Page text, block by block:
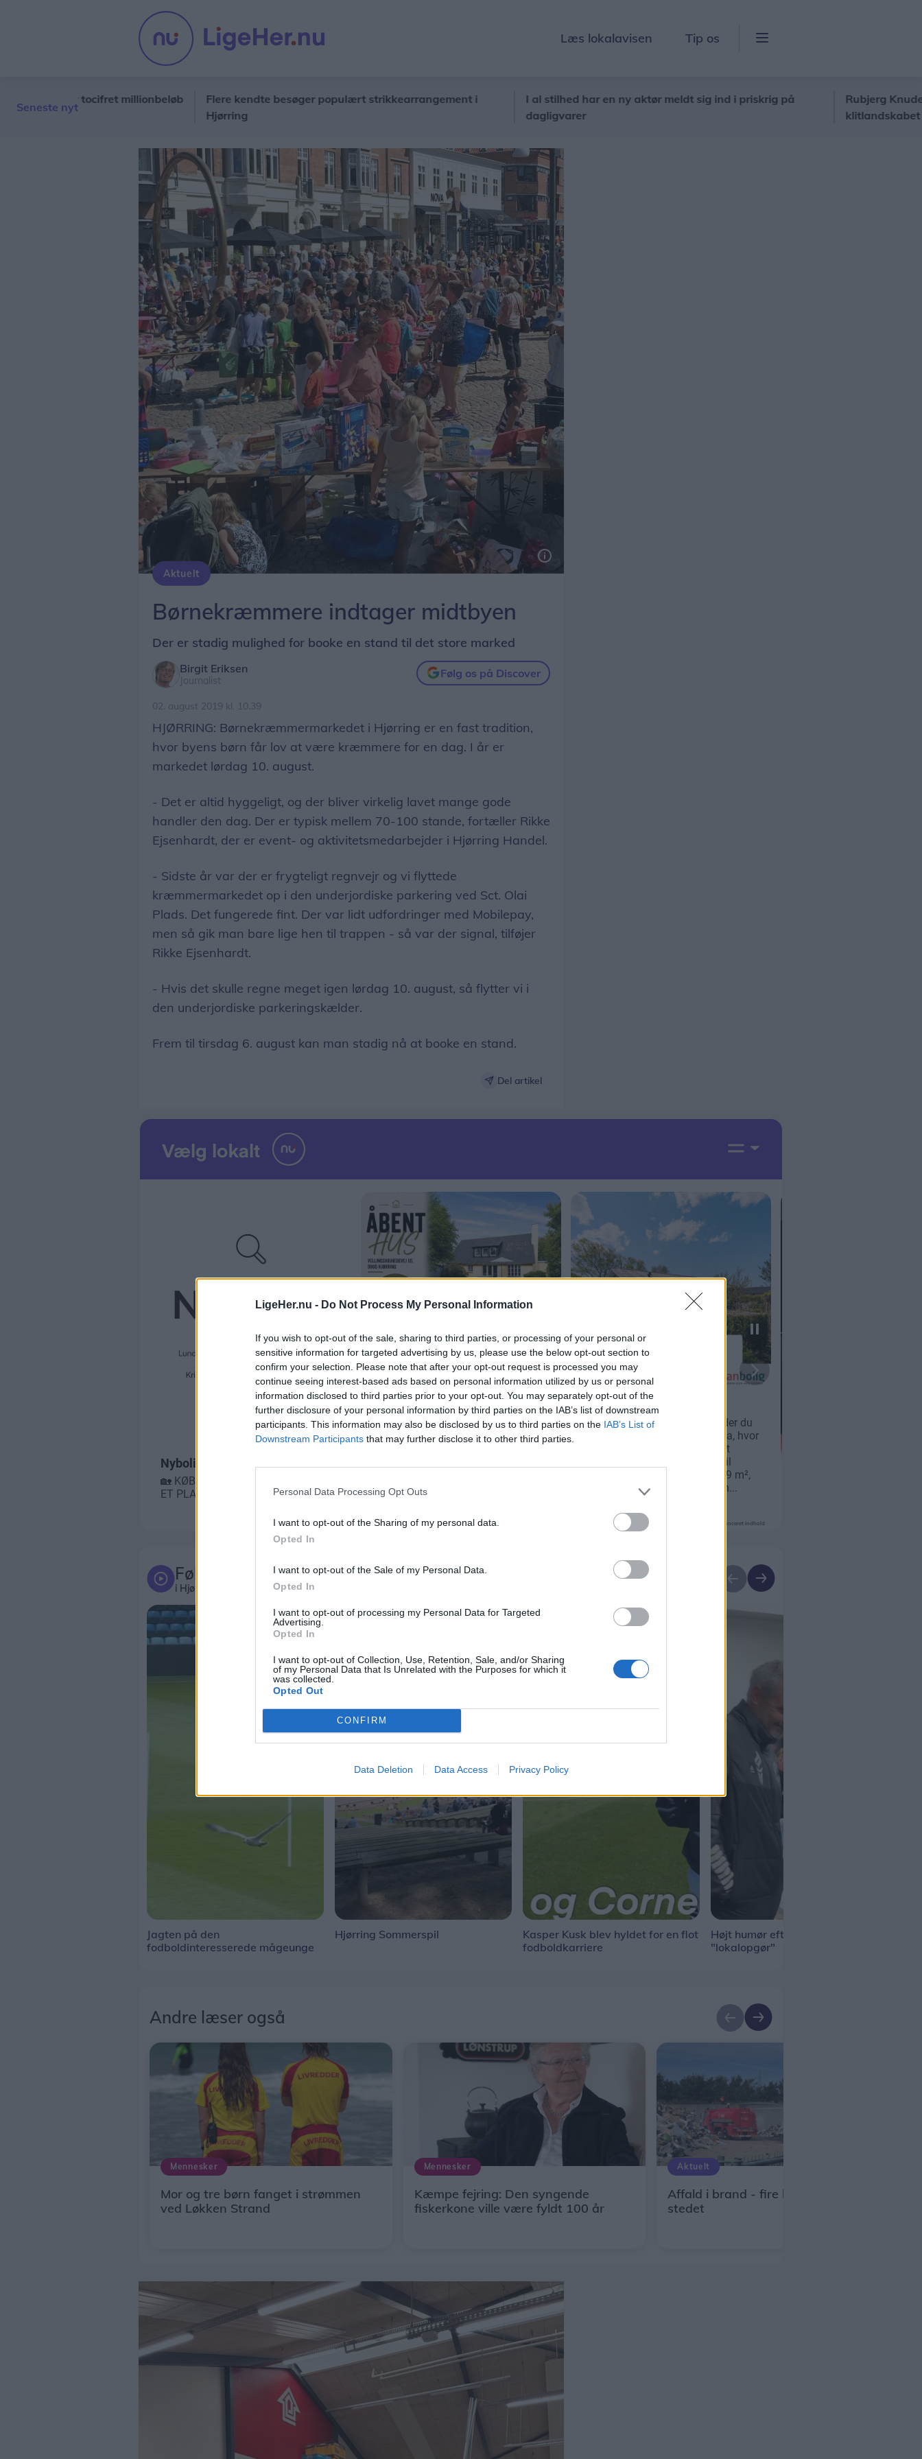
LigeHer.nu - Do Not Process My Personal Information
If you wish to opt-out of the sale, sharing to third parties, or processing of your personal or
sensitive information for targeted advertising by us, please use the below opt-out section to
confirm your selection. Please note that after your opt-out request is processed you may
continue seeing interest-based ads based on personal information utilized by us or personal
information disclosed to third parties prior to your opt-out. You may separately opt-out of the
further disclosure of your personal information by third parties on the IAB’s list of downstream
participants. This information may also be disclosed by us to third parties on the IAB’s List of
Downstream Participants that may further disclose it to other third parties.
Personal Data Processing Opt Outs
I want to opt-out of the Sharing of my personal data.
Opted In
I want to opt-out of the Sale of my Personal Data.
Opted In
I want to opt-out of processing my Personal Data for Targeted
Advertising.
Opted In
I want to opt-out of Collection, Use, Retention, Sale, and/or Sharing
of my Personal Data that Is Unrelated with the Purposes for which it
was collected.
Opted Out
CONFIRM
Data Deletion Data Access Privacy Policy
Læs lokalavisen Tip os
Seneste nyt
tocifret millionbeløb
Flere kendte besøger populært strikkearrangement i
Hjørring
I al stilhed har en ny aktør meldt sig ind i priskrig på
dagligvarer
Rubjerg Knude-
klitlandskabet
Aktuelt
Børnekræmmere indtager midtbyen
Der er stadig mulighed for booke en stand til det store marked
Birgit Eriksen
Journalist
Følg os på Discover
02. august 2019 kl. 10.39
HJØRRING: Børnekræmmermarkedet i Hjørring er en fast tradition,
hvor byens børn får lov at være kræmmere for en dag. I år er
markedet lørdag 10. august.
- Det er altid hyggeligt, og der bliver virkelig lavet mange gode
handler den dag. Der er typisk mellem 70-100 stande, fortæller Rikke
Ejsenhardt, der er event- og aktivitetsmedarbejder i Hjørring Handel.
- Sidste år var der er frygteligt regnvejr og vi flyttede
kræmmermarkedet op i den underjordiske parkering ved Sct. Olai
Plads. Det fungerede fint. Der var lidt udfordringer med Mobilepay,
men så gik man bare lige hen til trappen - så var der signal, tilføjer
Rikke Ejsenhardt.
- Hvis det skulle regne meget igen lørdag 10. august, så flytter vi i
den underjordiske parkeringskælder.
Frem til tirsdag 6. august kan man stadig nå at booke en stand.
Del artikel
Annonceret indhold
Følg med
i Hjørring og omegn
Jagten på den
fodboldinteresserede mågeunge
Hjørring Sommerspil
Kasper Kusk blev hyldet for en flot
fodboldkarriere
Højt humør efter sejr i
"lokalopgør"
Andre læser også
Mennesker
Mor og tre børn fanget i strømmen
ved Løkken Strand
Mennesker
Kæmpe fejring: Den syngende
fiskerkone ville være fyldt 100 år
Aktuelt
Affald i brand - fire brandbiler på
stedet